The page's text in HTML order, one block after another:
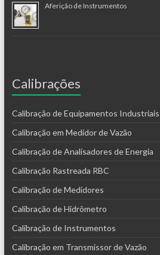
Aferição de Instrumentos
Calibrações
Calibração de Equipamentos Industriais
Calibração em Medidor de Vazão
Calibração de Analisadores de Energia
Calibração Rastreada RBC
Calibração de Medidores
Calibração de Hidrômetro
Calibração de Instrumentos
Calibração em Transmissor de Vazão